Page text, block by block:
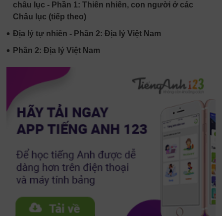
châu lục - Phần 1: Thiên nhiên, con người ở các
Châu lục (tiếp theo)
• Địa lý tự nhiên - Phần 2: Địa lý Việt Nam
• Phần 2: Địa lý Việt Nam